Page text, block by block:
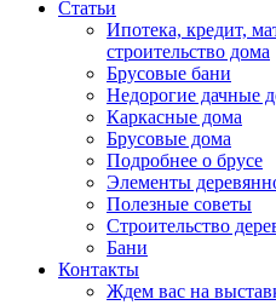
Статьи
Ипотека, кредит,
строительство дома
Брусовые бани
Недорогие дачные
Каркасные дома
Брусовые дома
Подробнее о брусе
Элементы
Полезные советы
Строительство
Бани
Контакты
Ждем вас на